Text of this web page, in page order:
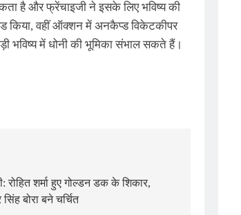
है और फ्रेंचाइजी ने इसके लिए भविष्य की
किया, वहीं ऑक्शन में अनकैप्ड विकेटकीपर
भविष्य में धोनी की भूमिका संभाल सकते हैं।
रोहित शर्मा हुए गोल्डन डक के शिकार,
बोरा बने चर्चित